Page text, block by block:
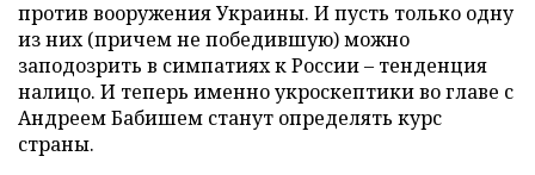
против вооружения Украины. И пусть только одну
из них (причем не победившую) можно
заподозрить в симпатиях к России – тенденция
налицо. И теперь именно укроскептики во главе с
Андреем Бабишем станут определять курс
страны.